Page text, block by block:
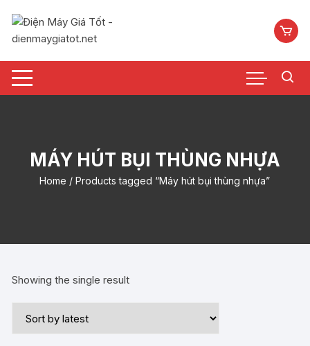
nội
MÁY HÚT BỤI THÙNG NHỰA
Home / Products tagged “Máy hút bụi thùng nhựa”
Showing the single result